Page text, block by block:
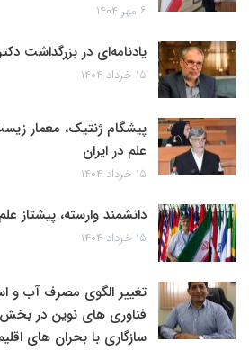
۶ مهر ۱۴۰۴
یادنامه‌ای در بزرگداشت
۱۵ خرداد ۱۴۰۴
پیشگام ژنتیک، معمار
علم در ایران
۱۵ خرداد ۱۴۰۴
دانشمند وارسته، پیشتاز
۱۵ خرداد ۱۴۰۴
تغییر الگوی مصرف آب و
فناوری های نوین در بخش
سازگاری با بحران های